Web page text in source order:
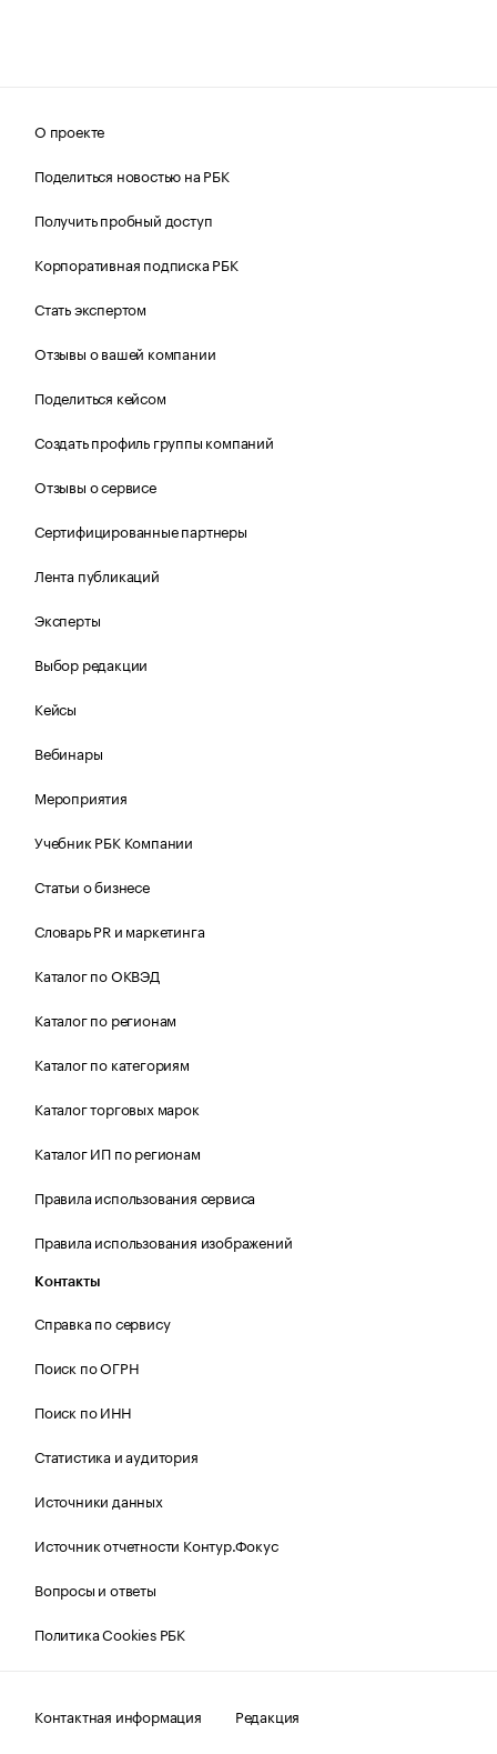
О проекте
Поделиться новостью на РБК
Получить пробный доступ
Корпоративная подписка РБК
Стать экспертом
Отзывы о вашей компании
Поделиться кейсом
Создать профиль группы компаний
Отзывы о сервисе
Сертифицированные партнеры
Лента публикаций
Эксперты
Выбор редакции
Кейсы
Вебинары
Мероприятия
Учебник РБК Компании
Статьи о бизнесе
Словарь PR и маркетинга
Каталог по ОКВЭД
Каталог по регионам
Каталог по категориям
Каталог торговых марок
Каталог ИП по регионам
Правила использования сервиса
Правила использования изображений
Контакты
Справка по сервису
Поиск по ОГРН
Поиск по ИНН
Статистика и аудитория
Источники данных
Источник отчетности Контур.Фокус
Вопросы и ответы
Политика Cookies РБК
Контактная информация
Редакция